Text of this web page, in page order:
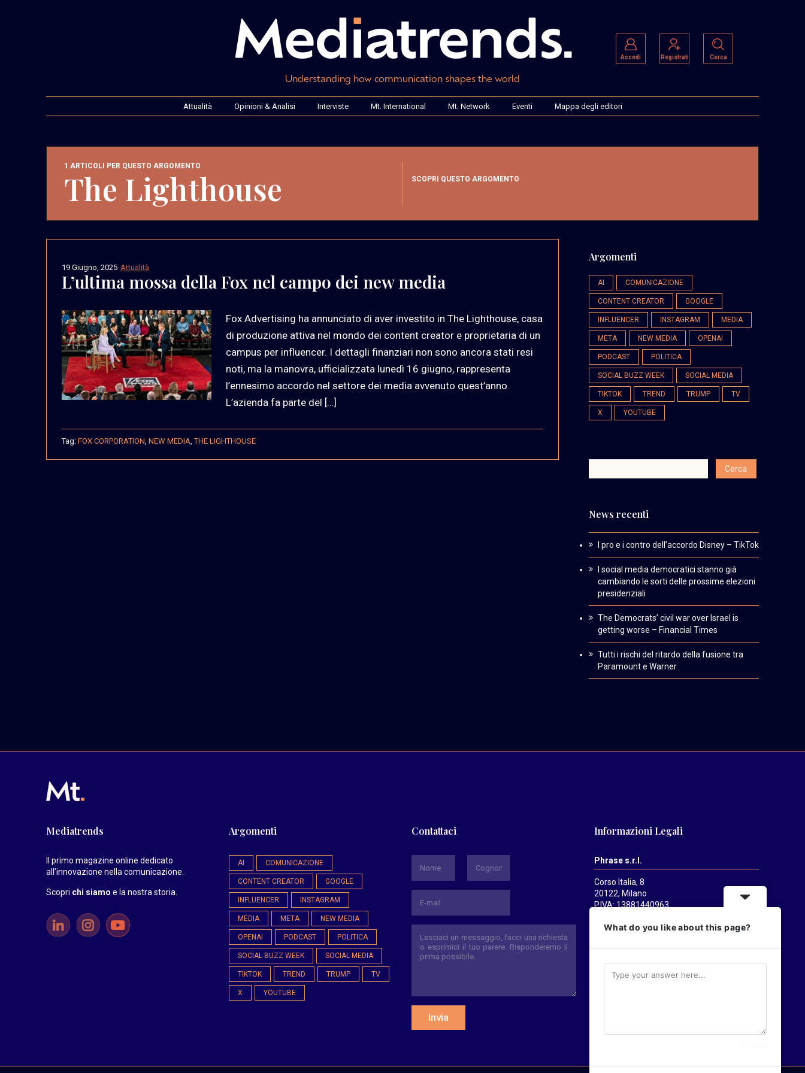
Understanding how communication shapes the world
Accedi Registrati Cerca
Attualità Opinioni & Analisi Interviste Mt. International Mt. Network Eventi Mappa degli editori
1 ARTICOLI PER QUESTO ARGOMENTO
The Lighthouse SCOPRI QUESTO ARGOMENTO
Attualità
19 Giugno, 2025
L’ultima mossa della Fox nel campo dei new media
Fox Advertising ha annunciato di aver investito in The Lighthouse, casa
di produzione attiva nel mondo dei content creator e proprietaria di un
campus per influencer. I dettagli finanziari non sono ancora stati resi
noti, ma la manovra, ufficializzata lunedì 16 giugno, rappresenta
l’ennesimo accordo nel settore dei media avvenuto quest’anno.
L’azienda fa parte del […]
Tag: FOX CORPORATION NEW MEDIA ,THE LIGHTHOUSE
Argomenti
AI COMUNICAZIONE
CONTENT CREATOR GOOGLE
INFLUENCER INSTAGRAM MEDIA
META NEW MEDIA OPENAI
PODCAST POLITICA
SOCIAL BUZZ WEEK SOCIAL MEDIA
TIKTOK TREND TRUMP TV
X YOUTUBE
News recenti
I pro e i contro dell’accordo Disney – TikTok
I social media democratici stanno già
cambiando le sorti delle prossime elezioni
presidenziali
The Democrats’ civil war over Israel is
getting worse – Financial Times
Tutti i rischi del ritardo della fusione tra
Paramount e Warner
Mediatrends
Il primo magazine online dedicato
all’innovazione nella comunicazione.
Scopri chi siamo e la nostra storia
Argomenti
AI COMUNICAZIONE
CONTENT CREATOR GOOGLE
INFLUENCER INSTAGRAM
MEDIA META NEW MEDIA
OPENAI PODCAST POLITICA
SOCIAL BUZZ WEEK SOCIAL MEDIA
TIKTOK TREND TRUMP TV
X YOUTUBE
Contattaci
Invia
Informazioni Legali
Phrase s.r.l.
Corso Italia, 8
20122, Milano
P.IVA: 13881440963
Mediatrendsè una testata registrata
Direttore responsabile:Alessandro
Direttore editoriale:Carlo Castorina
What do you like about this page?